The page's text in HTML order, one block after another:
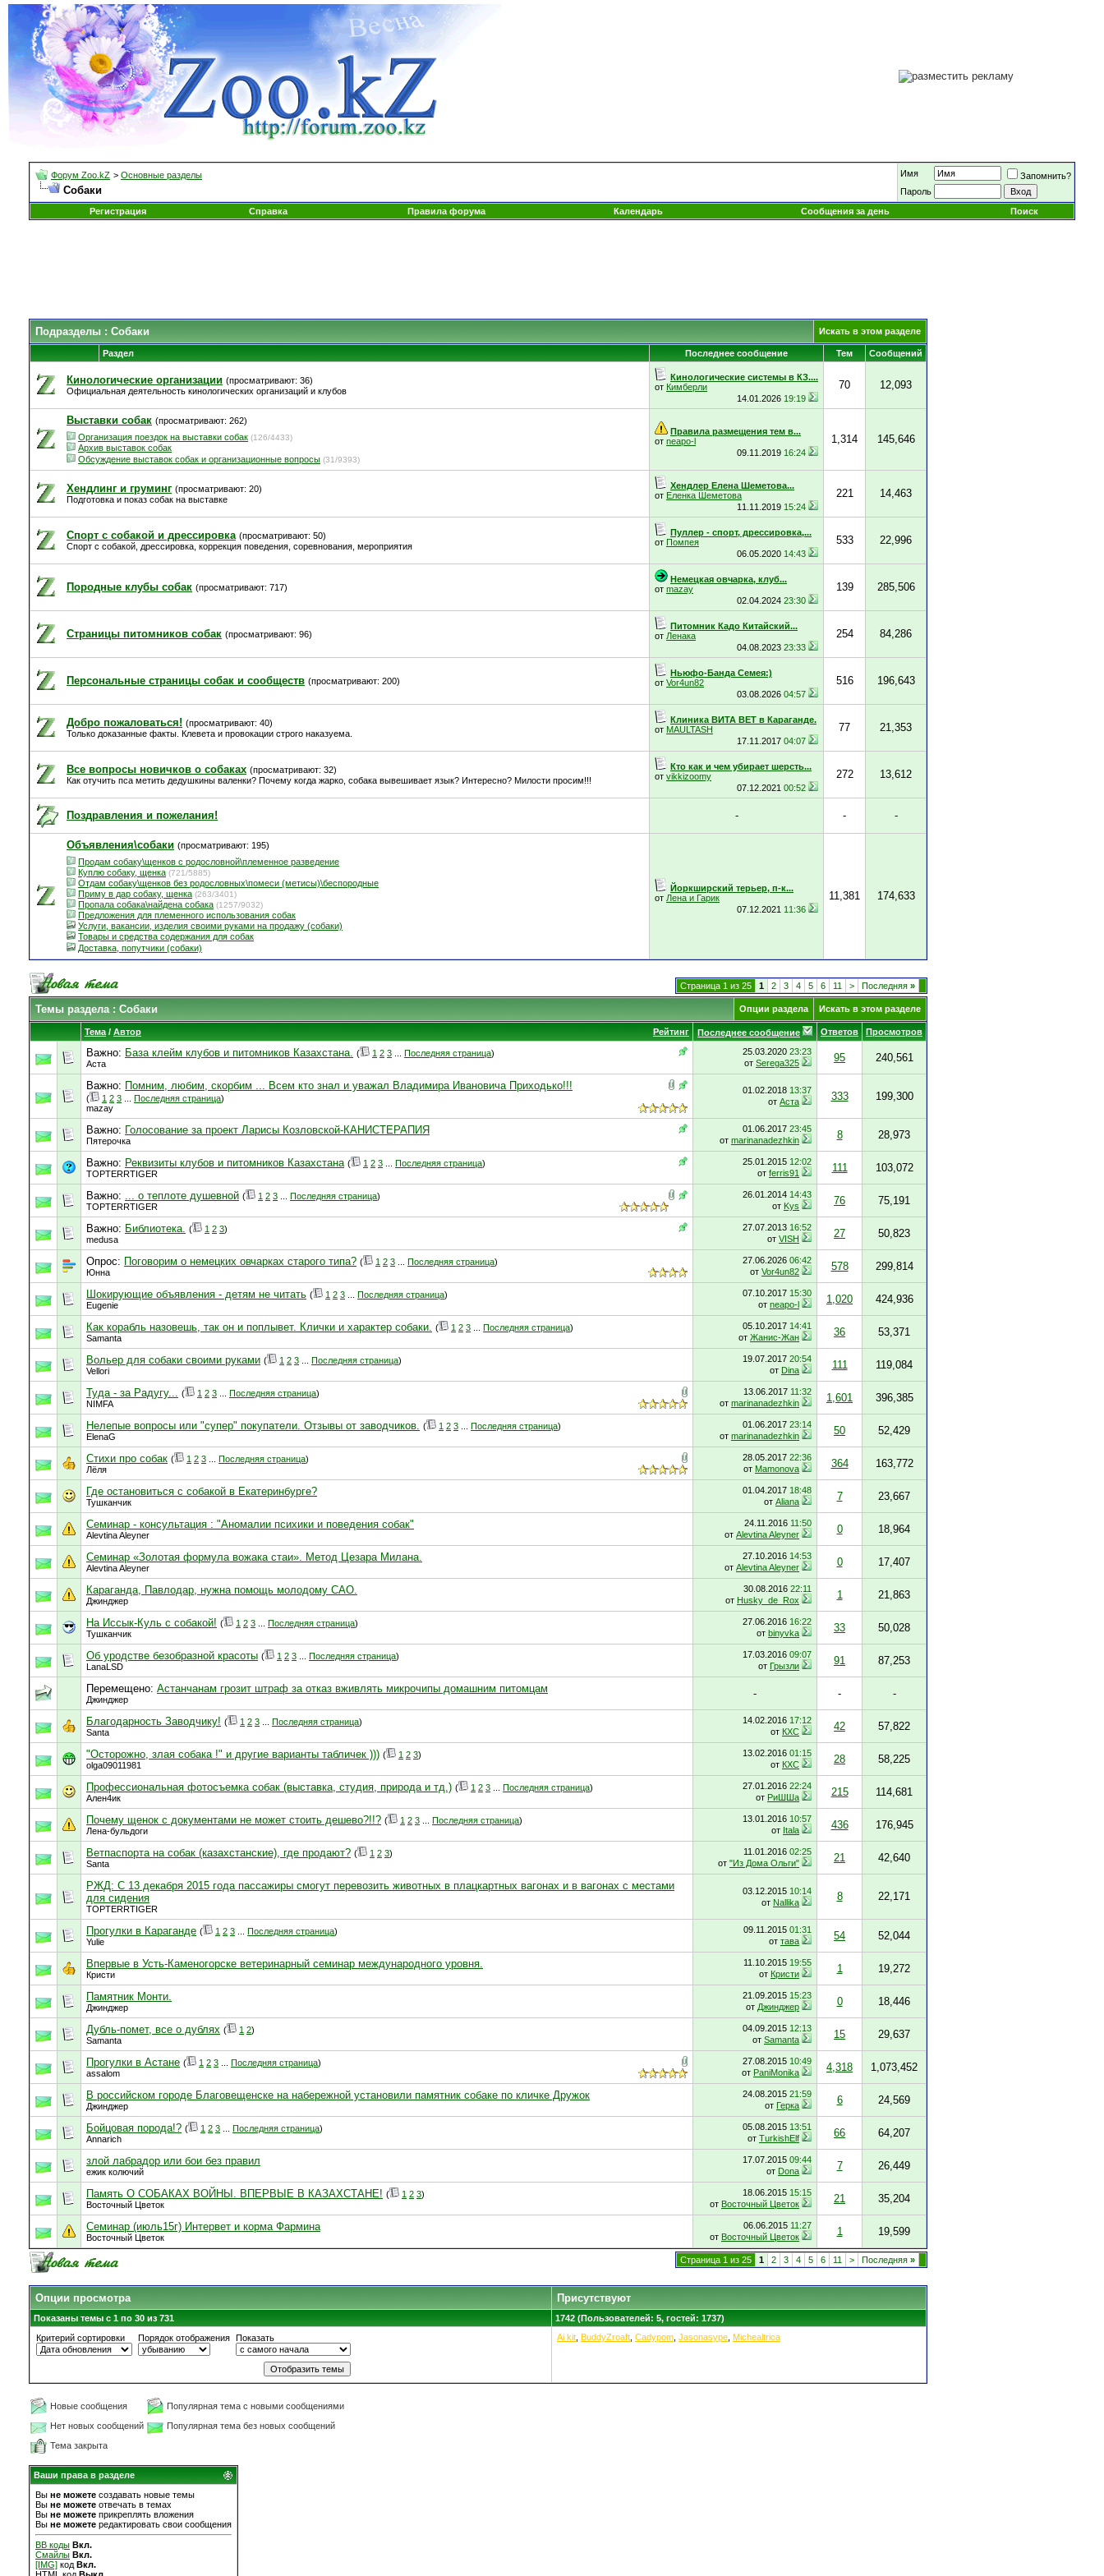
Форум Zoo.kZ > Основные разделы
Собаки
Имя
Запомнить?
Пароль
Регистрация
Справка Правила форума Календарь Сообщения за день Поиск
Подразделы : Собаки Искать в этом разделе
Раздел Последнее сообщение Тем Сообщений
Кинологические организации (просматривают: 36)
Официальная деятельность кинологических организаций и клубов
Кинологические системы в КЗ....
от Кимберли
14.01.2026 19:19
70 12,093
Выставки собак (просматривают: 262)
Организация поездок на выставки собак (126/4433)
Архив выставок собак
Обсуждение выставок собак и организационные вопросы (31/9393)
Правила размещения тем в...
от neapo-l
09.11.2019 16:24
1,314 145,646
Хендлинг и груминг (просматривают: 20)
Подготовка и показ собак на выставке
Хендлер Елена Шеметова...
от Еленка Шеметова
11.11.2019 15:24
221 14,463
Спорт с собакой и дрессировка (просматривают: 50)
Спорт с собакой, дрессировка, коррекция поведения, соревнования, мероприятия
Пуллер - спорт, дрессировка,...
от Помпея
06.05.2020 14:43
533 22,996
Породные клубы собак (просматривают: 717)
Немецкая овчарка, клуб...
от mazay
02.04.2024 23:30
139 285,506
Страницы питомников собак (просматривают: 96)
Питомник Кадо Китайский...
от Ленака
04.08.2023 23:33
254 84,286
Персональные страницы собак и сообществ (просматривают: 200)
Ньюфо-Банда Семея:)
от Vor4un82
03.08.2026 04:57
516 196,643
Добро пожаловаться! (просматривают: 40)
Только доказанные факты. Клевета и провокации строго наказуема.
Клиника ВИТА ВЕТ в Караганде.
от MAULTASH
17.11.2017 04:07
77 21,353
Все вопросы новичков о собаках (просматривают: 32)
Как отучить пса метить дедушкины валенки? Почему когда жарко, собака вывешивает язык? Интересно? Милости просим!!!
Кто как и чем убирает шерсть...
от vikkizoomy
07.12.2021 00:52
272 13,612
Поздравления и пожелания! - - -
Объявления\собаки (просматривают: 195)
Продам собаку\щенков с родословной\племенное разведение
Куплю собаку, щенка (721/5885)
Отдам собаку\щенков без родословных\помеси (метисы)\беспородные
Приму в дар собаку, щенка (263/3401)
Пропала собака\найдена собака (1257/9032)
Предложения для племенного использования собак
Услуги, вакансии, изделия своими руками на продажу (собаки)
Товары и средства содержания для собак
Доставка, попутчики (собаки)
Йоркширский терьер, п-к...
от Лена и Гарик
07.12.2021 11:36
11,381 174,633
Страница 1 из 25 1 2 3 4 5 6 11 > Последняя »
Темы раздела: Собаки Опции раздела Искать в этом разделе
Рейтинг
Тема / Автор Последнее сообщение Ответов Просмотров
Важно: База клейм клубов и питомников Казахстана. ( 1 2 3 Последняя страница)
Аста
25.03.2020 23:23
от Serega325 95 240,561
Важно: Помним, любим, скорбим ... Всем кто знал и уважал Владимира Ивановича Приходько!!!
( 1 2 3 Последняя страница)
mazay
01.02.2018 13:37
от Аста 333 199,300
Важно: Голосование за проект Ларисы Козловской-КАНИСТЕРАПИЯ
Пятерочка
01.06.2017 23:45
от marinanadezhkin 8 28,973
Важно: Реквизиты клубов и питомников Казахстана ( 1 2 3 Последняя страница)
TOPTERRTIGER
25.01.2015 12:02
от ferris91 111 103,072
Важно: ... о теплоте душевной ( 1 2 3 Последняя страница)
TOPTERRTIGER
26.01.2014 14:43
от Kys 76 75,191
Важно: Библиотека. ( 1 2 3)
medusa
27.07.2013 16:52
от VISH 27 50,823
Опрос: Поговорим о немецких овчарках старого типа? ( 1 2 3 Последняя страница)
Юнна
27.06.2026 06:42
от Vor4un82 578 299,814
Шокирующие объявления - детям не читать ( 1 2 3 Последняя страница)
Eugenie
07.10.2017 15:30
от neapo-l 1,020 424,936
Как корабль назовешь, так он и поплывет. Клички и характер собаки. ( 1 2 3 Последняя страница)
Samanta
05.10.2017 14:41
от Жанис-Жан 36 53,371
Вольер для собаки своими руками ( 1 2 3 Последняя страница)
Vellori
19.07.2017 20:54
от Dina 111 119,084
Туда - за Радугу... ( 1 2 3 Последняя страница)
NIMFA
13.06.2017 11:32
от marinanadezhkin 1,601 396,385
Нелепые вопросы или "супер" покупатели. Отзывы от заводчиков. ( 1 2 3 Последняя страница)
ElenaG
01.06.2017 23:14
от marinanadezhkin 50 52,429
Стихи про собак ( 1 2 3 Последняя страница)
Лёля
28.05.2017 22:36
от Mamonova 364 163,772
Где остановиться с собакой в Екатеринбурге?
Тушканчик
01.04.2017 18:48
от Aliana 7 23,667
Семинар - консультация : "Аномалии психики и поведения собак"
Alevtina Aleyner
24.11.2016 11:50
от Alevtina Aleyner 0 18,964
Семинар «Золотая формула вожака стаи». Метод Цезара Милана.
Alevtina Aleyner
27.10.2016 14:53
от Alevtina Aleyner 0 17,407
Караганда, Павлодар, нужна помощь молодому САО.
Джинджер
30.08.2016 22:11
от Husky_de_Rox 1 21,863
На Иссык-Куль с собакой! ( 1 2 3 Последняя страница)
Тушканчик
27.06.2016 16:22
от binyvka 33 50,028
Об уродстве безобразной красоты ( 1 2 3 Последняя страница)
LanaLSD
17.03.2016 09:07
от Грызли 91 87,253
Перемещено: Астанчанам грозит штраф за отказ вживлять микрочипы домашним питомцам
Джинджер - - -
Благодарность Заводчику! ( 1 2 3 Последняя страница)
Santa
14.02.2016 17:12
от КХС 42 57,822
"Осторожно, злая собака !" и другие варианты табличек ))) ( 1 2 3)
olga09011981
13.02.2016 01:15
от КХС 28 58,225
Профессиональная фотосъемка собак (выставка, студия, природа и тд.) ( 1 2 3 Последняя страница)
Ален4ик
27.01.2016 22:24
от РиШШа 215 114,681
Почему щенок с документами не может стоить дешево?!!? ( 1 2 3 Последняя страница)
Лена-бульдоги
13.01.2016 10:57
от Itala 436 176,945
Ветпаспорта на собак (казахстанские), где продают? ( 1 2 3)
Santa
11.01.2016 02:25
от "Из Дома Ольги" 21 42,640
РЖД: C 13 декабря 2015 года пассажиры смогут перевозить животных в плацкартных вагонах и в вагонах с местами
для сидения
TOPTERRTIGER
03.12.2015 10:14
от Nallika 8 22,171
Прогулки в Караганде ( 1 2 3 Последняя страница)
Yulie
09.11.2015 01:31
от тава 54 52,044
Впервые в Усть-Каменогорске ветеринарный семинар международного уровня.
Кристи
11.10.2015 19:55
от Кристи 1 19,272
Памятник Монти.
Джинджер
21.09.2015 15:23
от Джинджер 0 18,446
Дубль-помет, все о дублях ( 1 2)
Samanta
04.09.2015 12:13
от Samanta 15 29,637
Прогулки в Астане ( 1 2 3 Последняя страница)
assalom
27.08.2015 10:49
от PaniMonika 4,318 1,073,452
В российском городе Благовещенске на набережной установили памятник собаке по кличке Дружок
Джинджер
24.08.2015 21:59
от Герка 6 24,569
Бойцовая порода!? ( 1 2 3 Последняя страница)
Annarich
05.08.2015 13:51
от TurkishElf 66 64,207
злой лабрадор или бои без правил
ежик колючий
17.07.2015 09:44
от Dona 7 26,449
Память О СОБАКАХ ВОЙНЫ. ВПЕРВЫЕ В КАЗАХСТАНЕ! ( 1 2 3)
Восточный Цветок
18.06.2015 15:15
от Восточный Цветок 21 35,204
Семинар (июль15г) Интервет и корма Фармина
Восточный Цветок
06.06.2015 11:27
от Восточный Цветок 1 19,599
Страница 1 из 25 1 2 3 4 5 6 11 > Последняя »
Опции просмотра Присутствуют
Показаны темы с 1 по 30 из 731
1742 (Пользователей: 5, гостей: 1737)
Критерий сортировки
Порядок отображения Показать Ai kit BuddyZroaft Cadypom Jasonasype Michealtrica
Новые сообщения
Популярная тема с новыми сообщениями
Нет новых сообщений
Популярная тема без новых сообщений
Тема закрыта
Ваши права в разделе
Вы не можете создавать новые темы
Вы не можете отвечать в темах
Вы не можете прикреплять вложения
Вы не можете редактировать свои сообщения
BB коды Вкл.
Смайлы Вкл.
[IMG] код Вкл.